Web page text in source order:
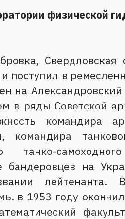
физической
Свердловская
поступил в
на
в ряды Советской
командира
командира
танко-
бандеровцев на
лейтенанта.
в 1953 году